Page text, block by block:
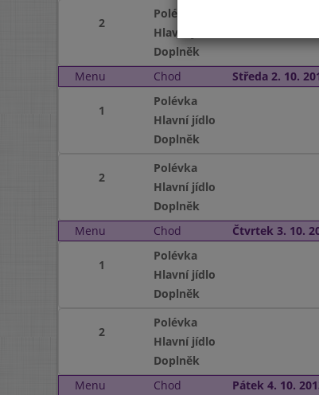
2
Polévka
Hlavní jídlo
Doplněk
Menu
Chod Středa 2. 10.
1
Polévka
Hlavní jídlo
Doplněk
2
Polévka
Hlavní jídlo
Doplněk
Menu
Chod Čtvrtek 3. 10.
1
Polévka
Hlavní jídlo
Doplněk
2
Polévka
Hlavní jídlo
Doplněk
Menu
Chod Pátek 4. 10.